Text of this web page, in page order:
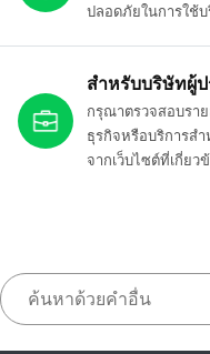
ปลอดภัยในการใช้บ
สำหรับบริษัทผู้
กรุณาตรวจสอบรา
ธุรกิจหรือบริการส
จากเว็บไซต์ที่เกี่ยว